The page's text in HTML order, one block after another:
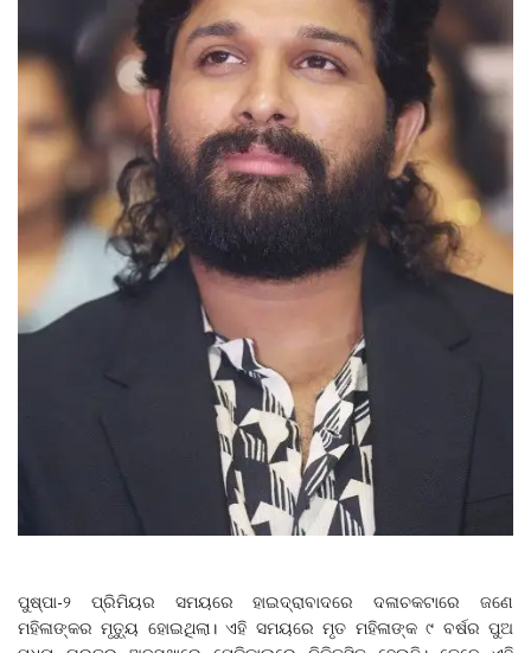
ପୁଷ୍ପା-୨ ପ୍ରିମିୟର ସମୟରେ ହାଇଦ୍ରାବାଦରେ ଦଳାଚକଟାରେ ଜଣେ
ମହିଳାଙ୍କର ମୃତ୍ୟୁ ହୋଇଥିଲା। ଏହି ସମୟରେ ମୃତ ମହିଳାଙ୍କ ୯ ବର୍ଷର ପୁଅ